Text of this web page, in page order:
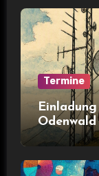
Termine